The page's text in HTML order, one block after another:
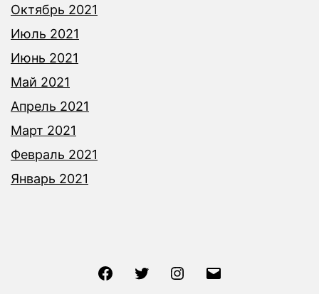
Октябрь 2021
Июль 2021
Июнь 2021
Май 2021
Апрель 2021
Март 2021
Февраль 2021
Январь 2021
FacebookTwitter Instagram